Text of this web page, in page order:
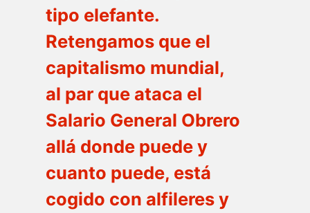
tipo elefante.
Retengamos que el
capitalismo mundial,
al par que ataca el
Salario General Obrero
allá donde puede y
cuanto puede, está
cogido con alfileres y